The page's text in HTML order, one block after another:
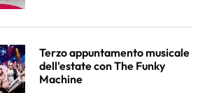
Terzo appuntamento musicale
dell'estate con The Funky
Machine